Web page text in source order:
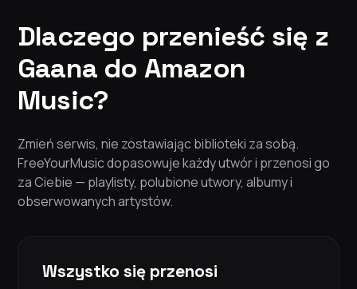
Dlaczego przenieść się z
Gaana do Amazon
Music?
Zmień serwis, nie zostawiając biblioteki za sobą.
FreeYourMusic dopasowuje każdy utwór i przenosi go
za Ciebie — playlisty, polubione utwory, albumy i
obserwowanych artystów.
Wszystko się przenosi